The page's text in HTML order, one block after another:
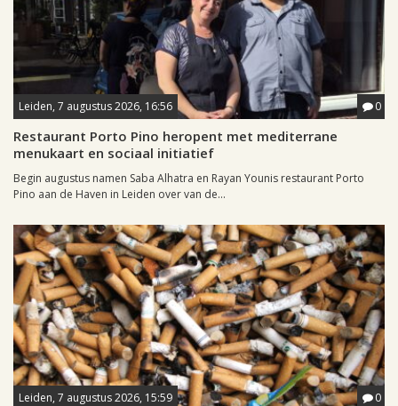
Leiden, 7 augustus 2026, 16:56 0
Restaurant Porto Pino heropent met mediterrane
menukaart en sociaal initiatief
Begin augustus namen Saba Alhatra en Rayan Younis restaurant Porto
Pino aan de Haven in Leiden over van de...
Leiden, 7 augustus 2026, 15:59 0